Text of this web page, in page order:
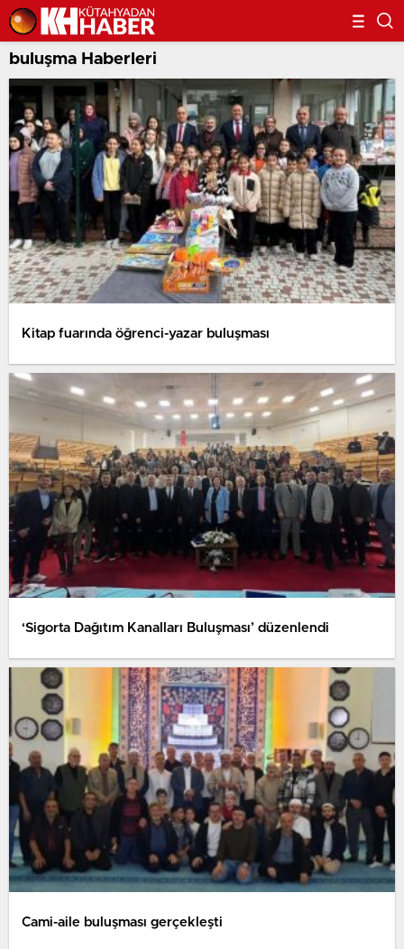
buluşma Haberleri
Kitap fuarında öğrenci-yazar buluşması
‘Sigorta Dağıtım Kanalları Buluşması’ düzenlendi
Cami-aile buluşması gerçekleşti